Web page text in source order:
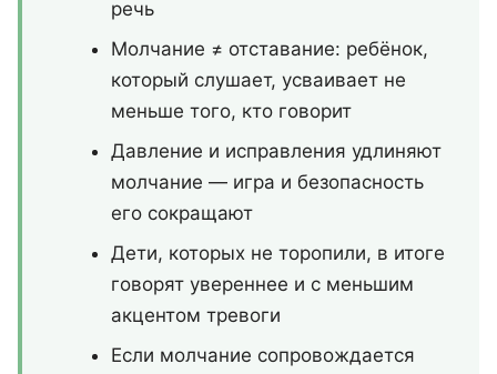
речь
Молчание ≠ отставание: ребёнок,
который слушает, усваивает не
меньше того, кто говорит
Давление и исправления удлиняют
молчание — игра и безопасность
его сокращают
Дети, которых не торопили, в итоге
говорят увереннее и с меньшим
акцентом тревоги
Если молчание сопровождается